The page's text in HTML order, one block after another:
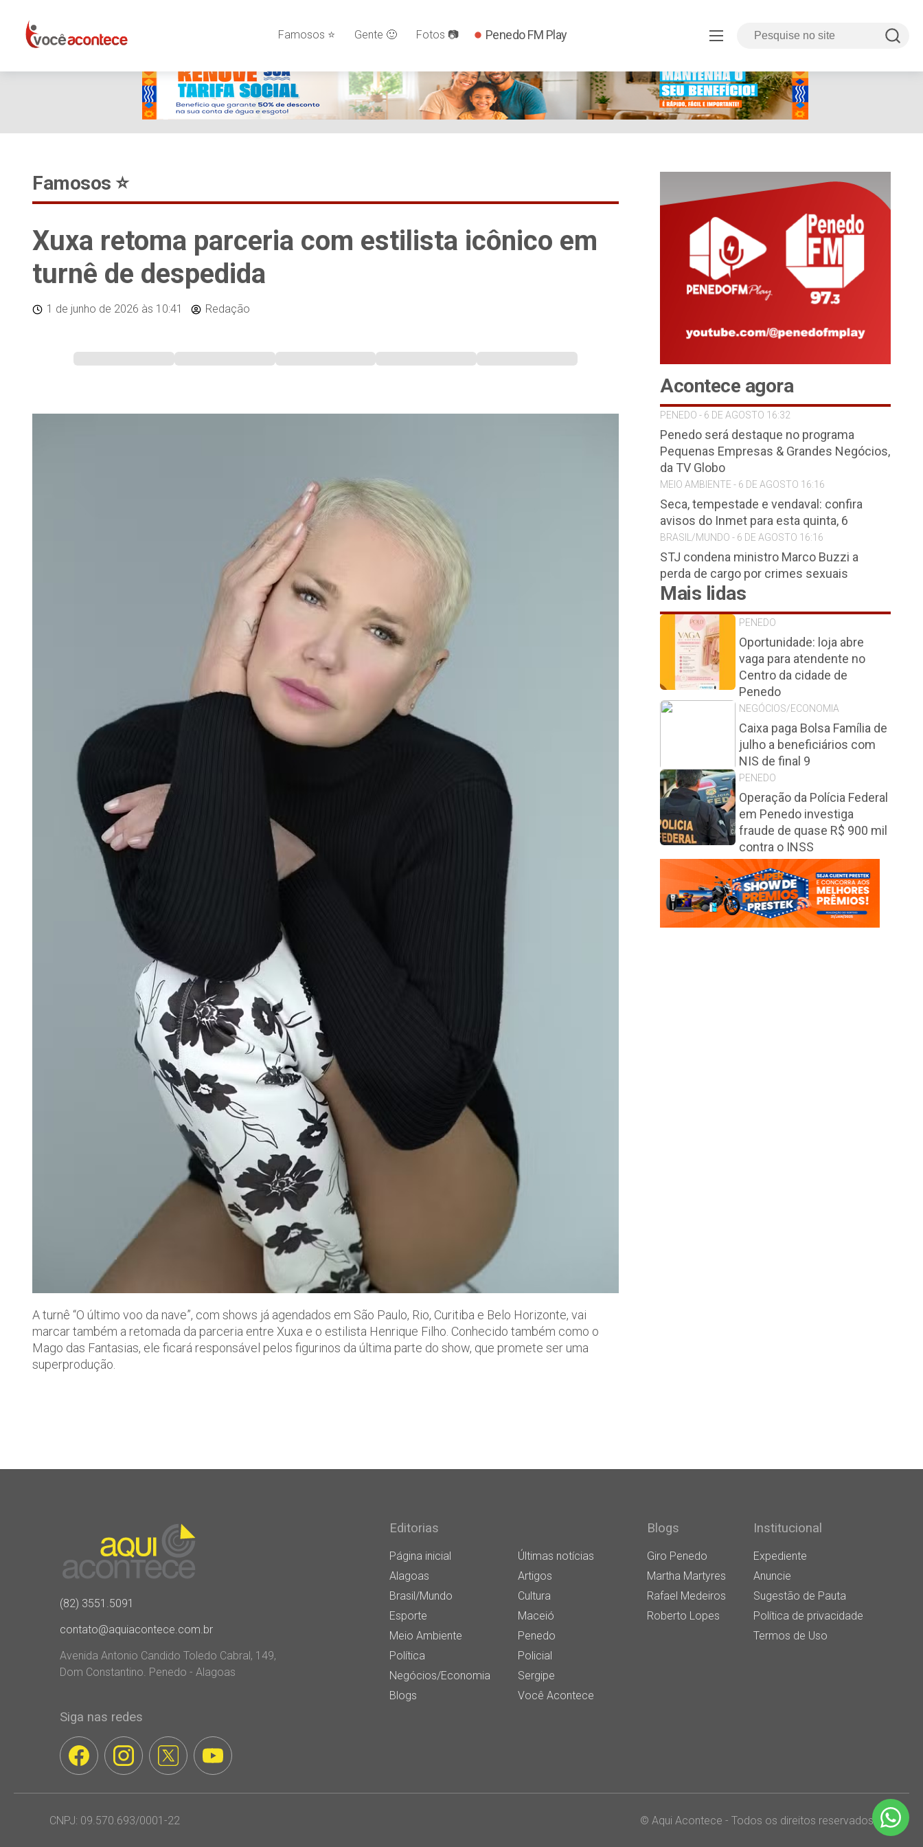
Famosos ⭐️ Gente 🙂 Fotos 📷 Penedo FM Play
Famosos ⭐️
Xuxa retoma parceria com estilista icônico em
turnê de despedida
1 de junho de 2026 às 10:41 Redação
A turnê “O último voo da nave”, com shows já agendados em São Paulo, Rio, Curitiba e Belo Horizonte, vai
marcar também a retomada da parceria entre Xuxa e o estilista Henrique Filho. Conhecido também como o
Mago das Fantasias, ele ficará responsável pelos figurinos da última parte do show, que promete ser uma
superprodução.
Acontece agora
PENEDO - 6 DE AGOSTO 16:32
Penedo será destaque no programa
Pequenas Empresas & Grandes Negócios,
da TV Globo
MEIO AMBIENTE - 6 DE AGOSTO 16:16
Seca, tempestade e vendaval: confira
avisos do Inmet para esta quinta, 6
BRASIL/MUNDO - 6 DE AGOSTO 16:16
STJ condena ministro Marco Buzzi a
perda de cargo por crimes sexuais
Mais lidas
PENEDO
Oportunidade: loja abre
vaga para atendente no
Centro da cidade de
Penedo
NEGÓCIOS/ECONOMIA
Caixa paga Bolsa Família de
julho a beneficiários com
NIS de final 9
PENEDO
Operação da Polícia Federal
em Penedo investiga
fraude de quase R$ 900 mil
contra o INSS
(82) 3551.5091
contato@aquiacontece.com.br
Avenida Antonio Candido Toledo Cabral, 149,
Dom Constantino. Penedo - Alagoas
Siga nas redes
Editorias
Página inicial
Últimas notícias
Alagoas
Artigos
Brasil/Mundo
Cultura
Esporte
Maceió
Meio Ambiente
Penedo
Política
Policial
Negócios/Economia
Sergipe
Blogs
Você Acontece
Blogs
Giro Penedo
Martha Martyres
Rafael Medeiros
Roberto Lopes
Institucional
Expediente
Anuncie
Sugestão de Pauta
Política de privacidade
Termos de Uso
CNPJ: 09.570.693/0001-22 © Aqui Acontece - Todos os direitos reservados